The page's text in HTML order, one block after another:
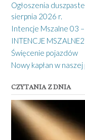
Ogłoszenia
sierpnia 2026 r.
Intencje Mszalne 03
INTENCJE
Święcenie pojazdów
Nowy kapłan w naszej
CZYTANIA Z DNIA